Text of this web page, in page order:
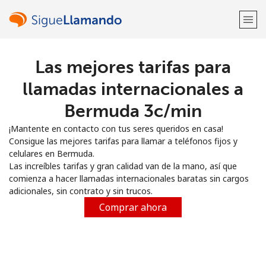
¡Bienvenido!
Regístrate con
o
Las mejores tarifas para
llamadas internacionales a
Bermuda ⁦3c⁩/min
¡Mantente en contacto con tus seres queridos en casa!
Consigue las mejores tarifas para llamar a teléfonos fijos y
celulares en Bermuda.
Las increíbles tarifas y gran calidad van de la mano, así que
comienza a hacer llamadas internacionales baratas sin cargos
adicionales, sin contrato y sin trucos.
Comprar ahora